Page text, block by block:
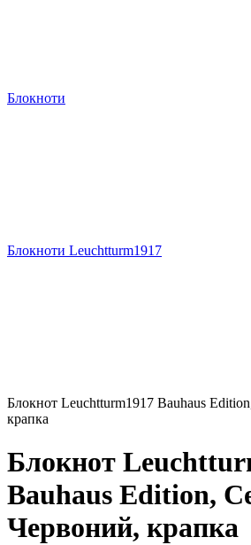
Блокноти
Блокноти Leuchtturm1917
Блокнот Leuchtturm1917 Bauhaus
крапка
Блокнот
Bauhaus Edition,
Червоний, крапка